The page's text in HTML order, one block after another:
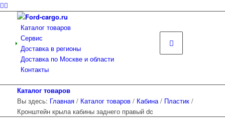
Каталог товаров
Сервис
Доставка в регионы
Доставка по Москве и области
Контакты
Каталог товаров
Вы здесь: Главная / Каталог товаров / Кабина / Пластик /
Кронштейн крыла кабины заднего правый dc